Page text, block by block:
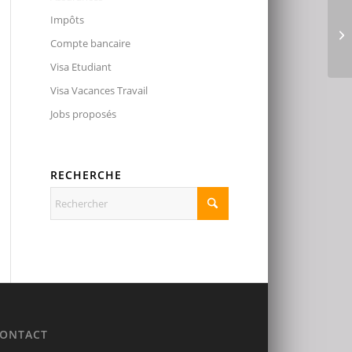
Impôts
Compte bancaire
Visa Etudiant
Visa Vacances Travail
Jobs proposés
RECHERCHE